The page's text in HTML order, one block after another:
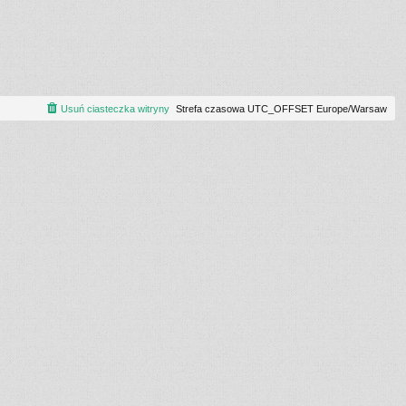
Strefa czasowa UTC_OFFSET Europe/Warsaw
Usuń ciasteczka witryny